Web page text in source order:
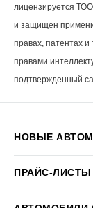
лицензируется
и защищен
правах, патентах
правами
подтвержденный
НОВЫЕ
ПРАЙС-ЛИСТЫ